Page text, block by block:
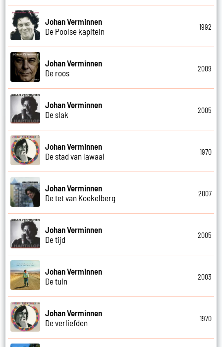
Johan Verminnen
De Poolse kapitein
1992
Johan Verminnen
De roos
2009
Johan Verminnen
De slak
2005
Johan Verminnen
De stad van lawaai
1970
Johan Verminnen
De tet van Koekelberg
2007
Johan Verminnen
De tijd
2005
Johan Verminnen
De tuin
2003
Johan Verminnen
De verliefden
1970